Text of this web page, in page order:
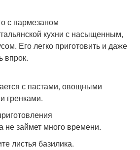
с пармезаном
кухни с насыщенным,
Его легко приготовить и даже
впрок.
с пастами, овощными
гренками.
не займет много времени.
листья базилика.